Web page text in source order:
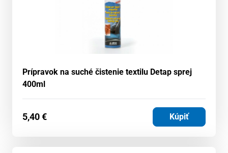
Prípravok na suché čistenie textilu Detap sprej
400ml
5,40€ Kúpiť